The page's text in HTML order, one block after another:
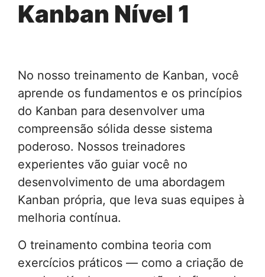
Kanban Nível 1
No nosso treinamento de Kanban, você
aprende os fundamentos e os princípios
do Kanban para desenvolver uma
compreensão sólida desse sistema
poderoso. Nossos treinadores
experientes vão guiar você no
desenvolvimento de uma abordagem
Kanban própria, que leva suas equipes à
melhoria contínua.
O treinamento combina teoria com
exercícios práticos — como a criação de